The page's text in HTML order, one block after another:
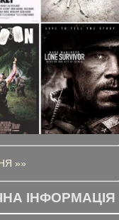
»»
ІНФОРМАЦІЯ